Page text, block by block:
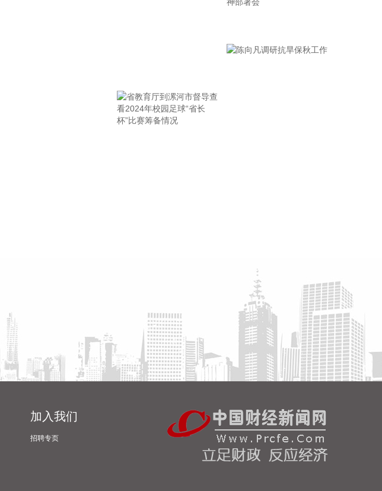
有序启动响应，科学把握“时、度、效”，全面激
洞、无死角、无盲区”，全覆盖排查管控各类安全隐
设施与薄弱海塘；要提前组织人员转移，做到“不漏一
户、不落一人”，按时分段完成各类风险区域人员转
移；要强化应急准备，做到力量下沉、保障下倾，前
依顿电子(603328)8月6日公告，拟向包括公司控股股
东九洲集团在内的不超过35名特定投资者，发行股票
募资不超过20亿元，用于高端印制电路板智能制造项
目及补充流动资金。其中，九洲集团拟以现金方式认
购此次发行股份金额不低于5亿元（含）且不高于10
亿元（含）。
2026-08-06 21:45:44
0.07%，道指涨0.19%，纳指跌0.34%。存储股多数
走低，闪迪跌超12%，西部数据跌超19%。
座
实省市安全生产工作会议
加入我们
招聘专页